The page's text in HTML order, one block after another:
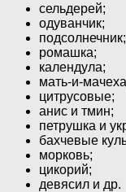
сельдерей;
одуванчик;
подсолнечник;
ромашка;
календула;
мать-и-
цитрусовые;
анис и тмин;
петрушка и
бахчевые
морковь;
цикорий;
девясил и др.